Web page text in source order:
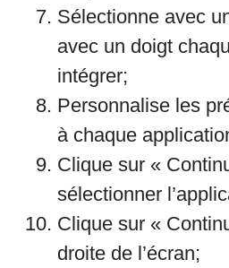
Sélectionne avec
avec un doigt
intégrer;
Personnalise les
à chaque
Clique sur «
sélectionner
Clique sur «
droite de l’écran;